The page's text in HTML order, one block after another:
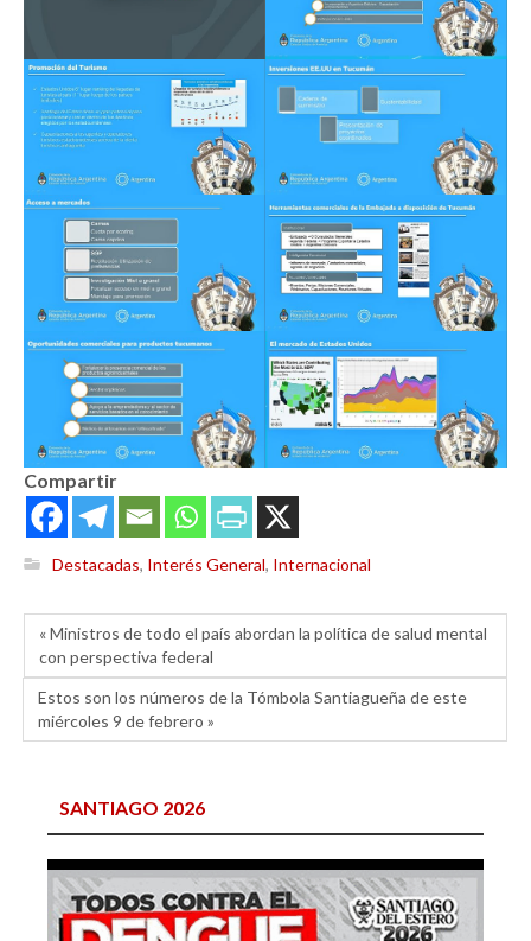
Compartir
Destacadas, Interés General, Internacional
« Ministros de todo el país abordan la política de salud mental
con perspectiva federal
Estos son los números de la Tómbola Santiagueña de este
miércoles 9 de febrero »
SANTIAGO 2026